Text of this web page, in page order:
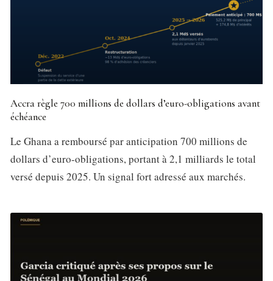
Accra règle 700 millions de dollars d’euro-obligations avant
échéance
Le Ghana a remboursé par anticipation 700 millions de
dollars d’euro-obligations, portant à 2,1 milliards le total
versé depuis 2025. Un signal fort adressé aux marchés.